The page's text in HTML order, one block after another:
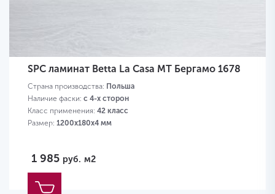
SPC ламинат Betta La Casa MT Бергамо 1678
Страна производства: Польша
Наличие фаски: с 4-х сторон
Класс применения: 42 класс
Размер: 1200х180х4 мм
1 985 руб. м2